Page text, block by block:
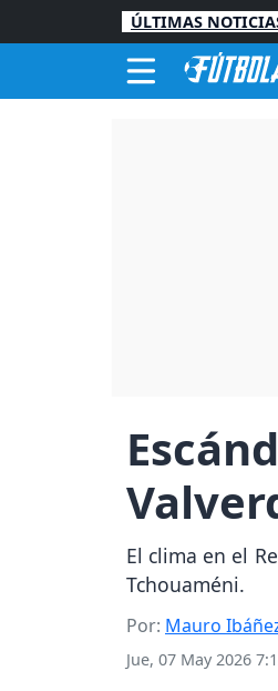
ÚLTIMAS
El clima en el
Tchouaméni.
Por: Mauro
Jue, 07 May 2026